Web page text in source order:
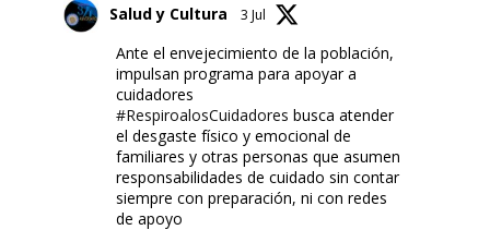
Salud y Cultura 3 Jul
Ante el envejecimiento de la población,
impulsan programa para apoyar a
cuidadores
#RespiroalosCuidadores busca atender
el desgaste físico y emocional de
familiares y otras personas que asumen
responsabilidades de cuidado sin contar
siempre con preparación, ni con redes
de apoyo